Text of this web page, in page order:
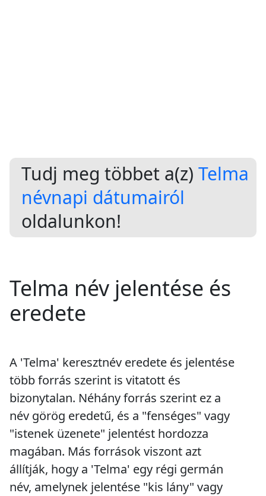
Tudj meg többet a(z) Telma
névnapi dátumairól
oldalunkon!
Telma név jelentése és
eredete
A 'Telma' keresztnév eredete és jelentése
több forrás szerint is vitatott és
bizonytalan. Néhány forrás szerint ez a
név görög eredetű, és a "fenséges" vagy
"istenek üzenete" jelentést hordozza
magában. Más források viszont azt
állítják, hogy a 'Telma' egy régi germán
név, amelynek jelentése "kis lány" vagy